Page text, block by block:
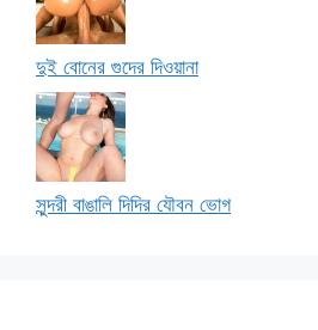
দুই বোনের গুদের দিওয়ানা
সুন্দরী বাঙালি দিদির যৌবন ভোগ